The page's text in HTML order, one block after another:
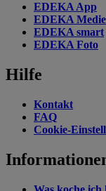
EDEKA App
EDEKA
EDEKA smart
EDEKA Foto
Hilfe
Kontakt
FAQ
Cookie-